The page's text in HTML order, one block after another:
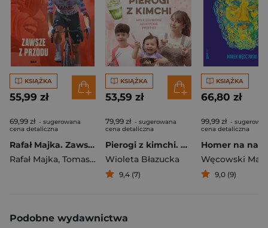
KSIĄŻKA
55,99 zł
69,99 zł - sugerowana
cena detaliczna
Rafał Majka. Zawsze z przodu. Rozmawia Tomasz Kalemba - książka z autografem
Rafał Majka, Tomasz Kalemba
KSIĄŻKA
53,59 zł
79,99 zł - sugerowana
cena detaliczna
Pierogi z kimchi. Moje ulubione azjatyckie przepisy
Wioleta Błazucka
9,4 (7)
KSIĄŻKA
66,80 zł
99,99 zł -
cena detaliczna
Węcowski
9,0 (9)
Podobne wydawnictwa